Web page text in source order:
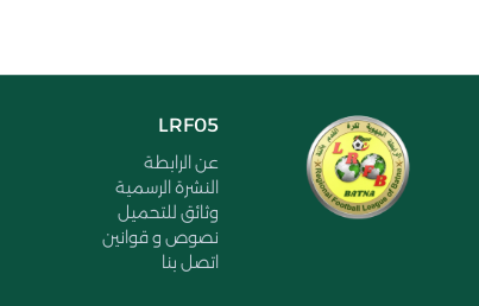
LRF05
عن الرابطة
النشرة الرسمية
وثائق للتحميل
نصوص و قوانين
اتصل بنا